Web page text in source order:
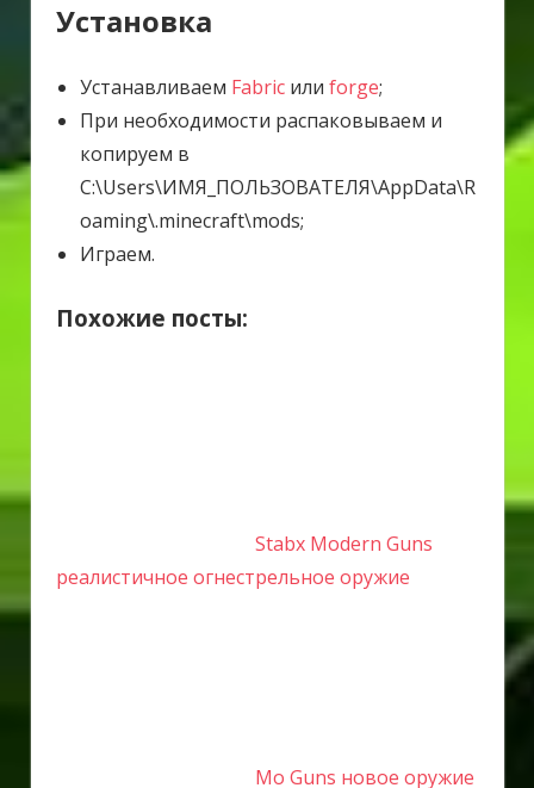
Установка
Устанавливаем Fabricили forge;
При необходимости распаковываем и
копируем в
C:\Users\ИМЯ_ПОЛЬЗОВАТЕЛЯ\AppData\R
oaming\.minecraft\mods;
Играем.
Похожие посты:
Stabx Modern Guns
реалистичное огнестрельное оружие
Mo Guns новое оружие